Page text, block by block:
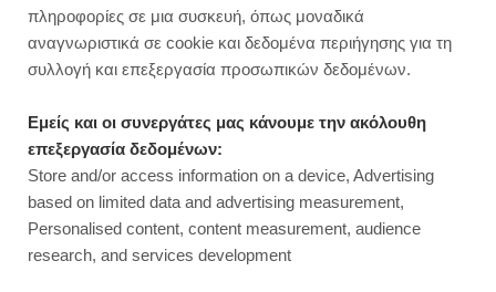
e
b
o
k
t
a
a
m
t
e
s
T
u
TAG
BURGER ΜΑΝΙΤΑΡΙΟΎ
πληροφορίες σε μια συσκευή, όπως μοναδικά
αναγνωριστικά σε cookie και δεδομένα περιήγησης για τη
συλλογή και επεξεργασία προσωπικών δεδομένων.
Εμείς και οι συνεργάτες μας κάνουμε την ακόλουθη
επεξεργασία δεδομένων:
Store and/or access information on a device, Advertising
based on limited data and advertising measurement,
Personalised content, content measurement, audience
research, and services development